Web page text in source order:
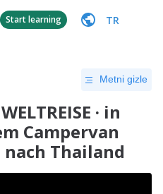
Start learning TR
Metni gizle
· in
Campervan
Thailand